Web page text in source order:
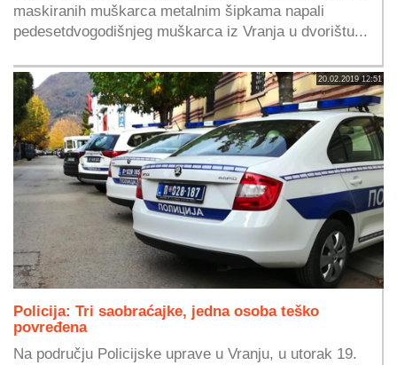
maskiranih muškarca metalnim šipkama napali
pedesetdvogodišnjeg muškarca iz Vranja u dvorištu...
20.02.2019 12:51
Policija: Tri saobraćajke, jedna osoba teško
povređena
Na području Policijske uprave u Vranju, u utorak 19.